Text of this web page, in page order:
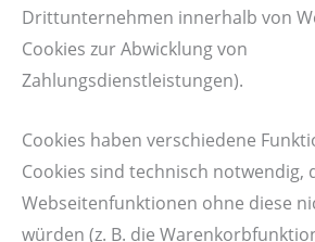
Drittunternehmen innerhalb von
Cookies zur Abwicklung von
Zahlungsdienstleistungen).
Cookies haben verschiedene
Cookies sind technisch notwendig,
Webseitenfunktionen ohne diese
würden (z. B. die